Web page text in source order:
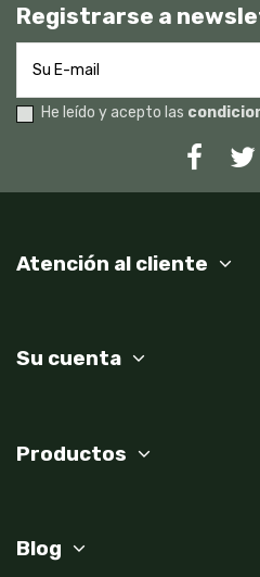
Registrarse a
He leído y acepto las
Atención al cliente
Su cuenta
Productos
Blog